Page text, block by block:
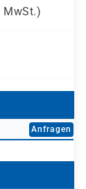
MwSt.)
Anfragen